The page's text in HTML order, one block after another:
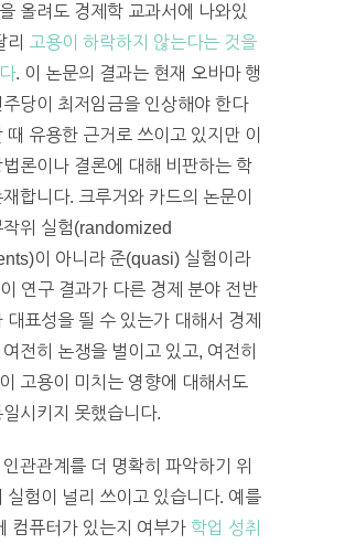
올려도 경제학 교과서에 나와있
리 고용이 하락하지 않는다는 것을
. 이 논문의 결과는 현재 오바마 행
당이 최저임금을 인상해야 한다
때 유용한 근거로 쓰이고 있지만 이
론이나 결론에 대해 비판하는 학
합니다. 크루거와 카드의 논문이
작위 실험(randomized
이 아니라 준(quasi) 실험이라
연구 결과가 다른 경제 분야 전반
대표성을 띌 수 있는가 대해서 경제
전히 논쟁을 벌이고 있고, 여전히
고용이 미치는 영향에 대해서도
시키지 못했습니다.
관관계를 더 명확히 파악하기 위
실험이 널리 쓰이고 있습니다. 예를
컴퓨터가 있는지 여부가 학업 성취